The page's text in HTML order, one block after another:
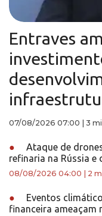
Entraves
07/08/2026 07:00 3
●
Ataque de
refinaria na Rússia e
08/08/2026 04:00 2
●
Eventos
financeira ameaçam